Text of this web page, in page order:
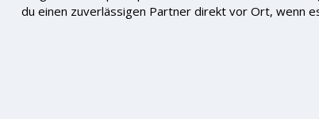
du einen zuverlässigen Partner direkt vor Ort, wenn